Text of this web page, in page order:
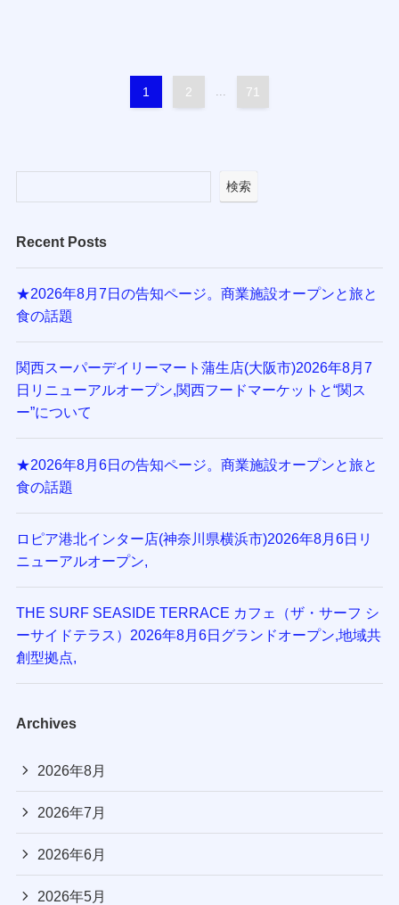
1 2 ... 71
検索
Recent Posts
★2026年8月7日の告知ページ。商業施設オープンと旅と
食の話題
関西スーパーデイリーマート蒲生店(大阪市)2026年8月7
日リニューアルオープン,関西フードマーケットと“関ス
ー”について
★2026年8月6日の告知ページ。商業施設オープンと旅と
食の話題
ロピア港北インター店(神奈川県横浜市)2026年8月6日リ
ニューアルオープン,
THE SURF SEASIDE TERRACE カフェ（ザ・サーフ シ
ーサイドテラス）2026年8月6日グランドオープン,地域共
創型拠点,
Archives
2026年8月
2026年7月
2026年6月
2026年5月